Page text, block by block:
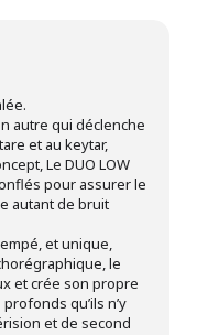
autre qui déclenche
et au keytar,
Le DUO LOW
pour assurer le
autant de bruit
et unique,
le
et crée son propre
qu’ils n’y
et de second